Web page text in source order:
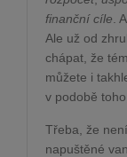
finanční cíle .
Ale už od
chápat, že
můžete i
v podobě
Třeba, že
napuštěné